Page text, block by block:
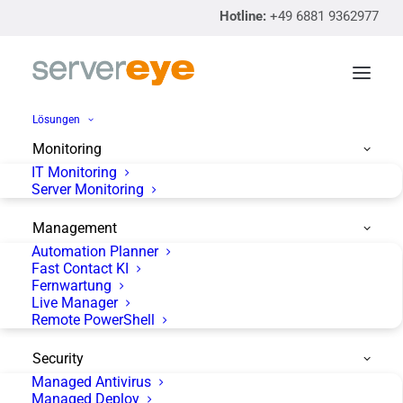
Hotline: +49 6881 9362977
Lösungen
Monitoring
IT Monitoring
Server Monitoring
Management
Automation Planner
Fast Contact KI
Fernwartung
Live Manager
Remote PowerShell
Security
Managed Antivirus
Managed Deploy
servereye Partnertag
Bereits zum 4. Mal findet der servereye Partnertag in
diesem Jahr statt. Nadine Scheer, unsere